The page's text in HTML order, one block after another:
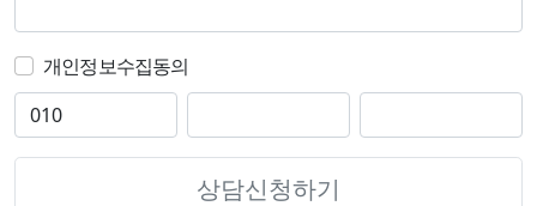
개인정보수집동의
상담신청하기